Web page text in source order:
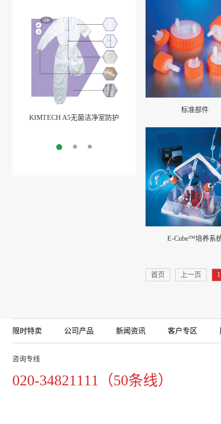
KIMTECH A5无菌洁净室防护
More
标准部件
E-Cube™培养系
首页 上一页 1
限时特卖 公司产品 新闻资讯 客户专区
咨询专线
020-34821111（50条线）